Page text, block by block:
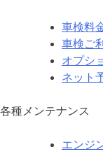
車検料
車検ご
オプシ
ネット
各種メンテナンス
エンジ